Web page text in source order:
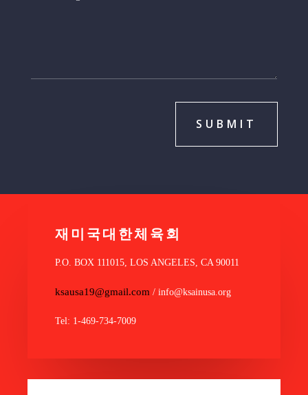
SUBMIT
재미국대한체육회
P.O. BOX 111015, LOS ANGELES, CA 90011
ksausa19@gmail.com / info@ksainusa.org
Tel: 1-469-734-7009